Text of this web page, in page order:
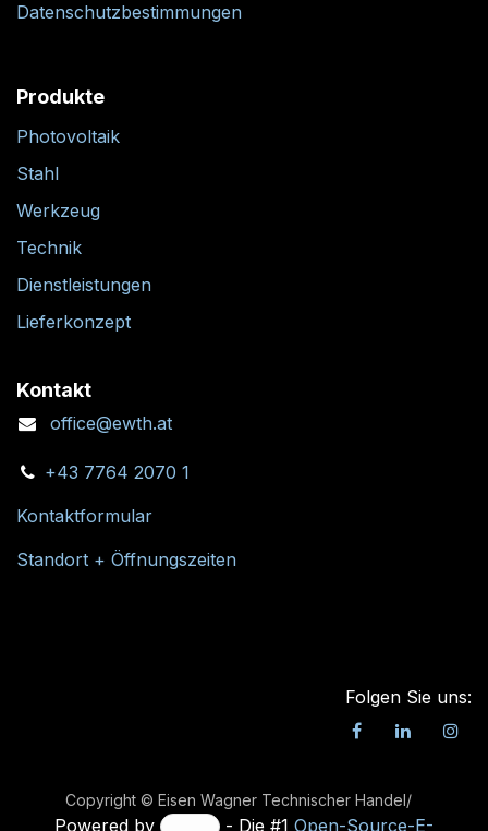
Datenschutzbestimmungen
Produkte
Photovoltaik
Stahl
Werkzeug
Technik
Dienstleistungen
Lieferkonzept
Kontakt
office@ewth.at
+43 7764 2070 1
Kontaktformular
Standort + Öffnungszeiten
Folgen Sie uns:
Copyright © Eisen Wagner Technischer Handel/
Powered by - Die #1 Open-Source-E-